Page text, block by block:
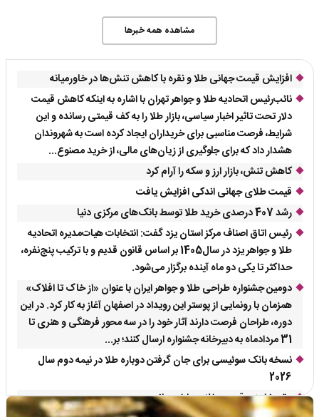
مشاهده همه خبرها
افزایش قیمت جهانی طلا و نقره با کاهش تنش‌ها در خاورمیانه
نائب‌رئیس اتحادیه طلا و جواهر تهران با اشاره به اینکه کاهش قیمت
دلار تحت تاثیر اخبار سیاسی، بازار طلا را به کف قیمتی رسانده و این
شرایط، فرصت مناسبی برای خریداران ایجاد کرده است به شهروندان
هشدار داد که برای جلوگیری از زیان‌های مالی، از خرید مصنوع...
کاهش تنش، بازار ارز و سکه را آرام کرد
قیمت طلای جهانی اندکی افزایش یافت
رشد 407 درصدی خرید طلا توسط بانک‌های مرکزی دنیا
رئیس اتاق اصناف مرکز استان یزد گفت: انتخابات هیات‌مدیره اتحادیه
طلا و جواهر یزد در سال1405 بر اساس قانون قدیم و با ترکیب پنج‌نفره،
حداکثر تا یکی دو ماه آینده برگزار می‌شود.
دومین جشنواره طراحی طلا و جواهر ایران با عنوان «از خاک تا افلاک»
همزمان با رونمایی از پوستر این رویداد در اصفهان آغاز به کار کرد. در این
دوره، طراحان فرصت دارند آثار خود را در سه محور فرهنگی و هنری تا
31 مردادماه به دبیرخانه جشنواره ارسال کنند؛ بر...
نسخه بانک سوئیسی برای جان گرفتن دوباره طلا در نیمه دوم سال
2026
عقب‌نشینی قیمت طلا در بازار جهانی